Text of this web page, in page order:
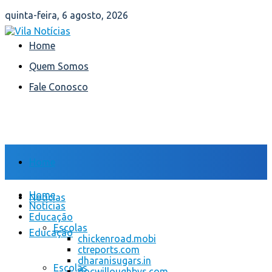
quinta-feira, 6 agosto, 2026
Home
Quem Somos
Fale Conosco
Home
Notícias
Educação
Escolas
Home
Notícias
Educação
Escolas
chickenroad.mobi
ctreports.com
dharanisugars.in